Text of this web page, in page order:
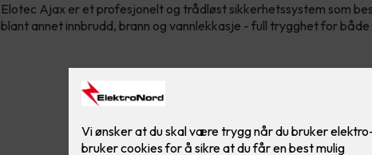
Elotec Ajax er et profesjonelt og trådløst sikkerhetssystem som
blant annet innbrudd, brann og vannlekkasje - full trygghet for både